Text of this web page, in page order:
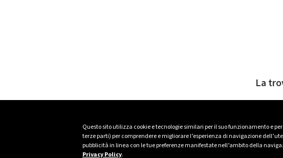
Questo sito utilizza cookie e tecnologie similari per il suo funzionamento e
terze parti) per comprendere e migliorare l’esperienza di navigazione
pubblicità in linea con le tue preferenze manifestate nell’ambito della
Privacy Policy.
La